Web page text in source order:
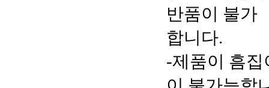
반품이 불가
합니다.
-제품이 흠